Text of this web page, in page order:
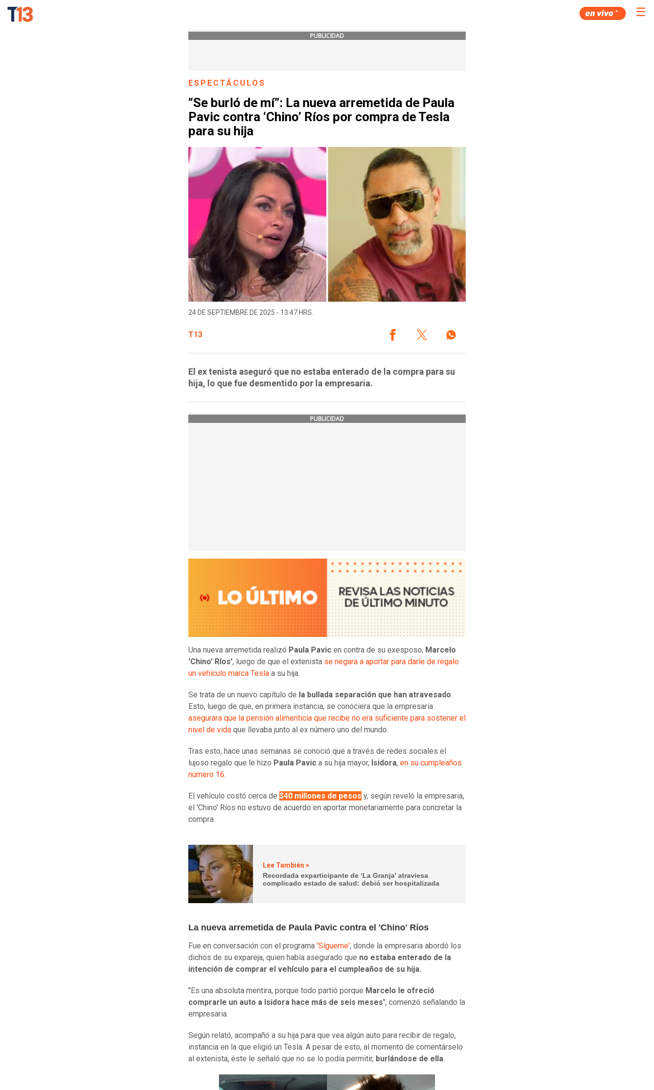
☰
PUBLICIDAD
ESPECTÁCULOS
“Se burló de mí”: La nueva arremetida de Paula
Pavic contra ‘Chino’ Ríos por compra de Tesla
para su hija
24 DE SEPTIEMBRE DE 2025 - 13:47 HRS.
T13
El ex tenista aseguró que no estaba enterado de la compra para su
hija, lo que fue desmentido por la empresaria.
PUBLICIDAD
Una nueva arremetida realizó Paula Pavic en contra de su exesposo, Marcelo
'Chino' Ríos', luego de que el extenista se negara a aportar para darle de regalo
un vehículo marca Tesla a su hija.
Se trata de un nuevo capítulo de la bullada separación que han atravesado.
Esto, luego de que, en primera instancia, se conociera que la empresaria
asegurara que la pensión alimenticia que recibe no era suficiente para sostener el
nivel de vida que llevaba junto al ex número uno del mundo.
Tras esto, hace unas semanas se conoció que a través de redes sociales el
lujoso regalo que le hizo Paula Pavic a su hija mayor, Isidora, en su cumpleaños
número 16.
El vehículo costó cerca de $40 millones de pesos y, según reveló la empresaria,
el 'Chino' Ríos no estuvo de acuerdo en aportar monetariamente para concretar la
compra.
Lee También >
Recordada exparticipante de ‘La Granja’ atraviesa
complicado estado de salud: debió ser hospitalizada
La nueva arremetida de Paula Pavic contra el 'Chino' Ríos
Fue en conversación con el programa 'Sígueme', donde la empresaria abordó los
dichos de su expareja, quien había asegurado que no estaba enterado de la
intención de comprar el vehículo para el cumpleaños de su hija.
"Es una absoluta mentira, porque todo partió porque Marcelo le ofreció
comprarle un auto a Isidora hace más de seis meses", comenzó señalando la
empresaria.
Según relató, acompañó a su hija para que vea algún auto para recibir de regalo,
instancia en la que eligió un Tesla. A pesar de esto, al momento de comentárselo
al extenista, éste le señaló que no se lo podía permitir, burlándose de ella.